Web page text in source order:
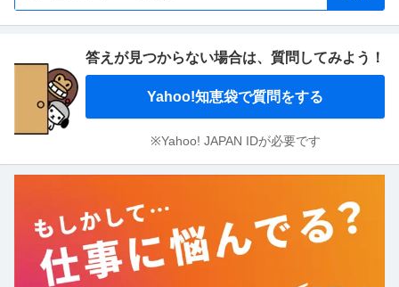
答えが見つからない場合は、 質問してみよう！
Yahoo!知恵袋で質問をする
※Yahoo! JAPAN IDが必要です